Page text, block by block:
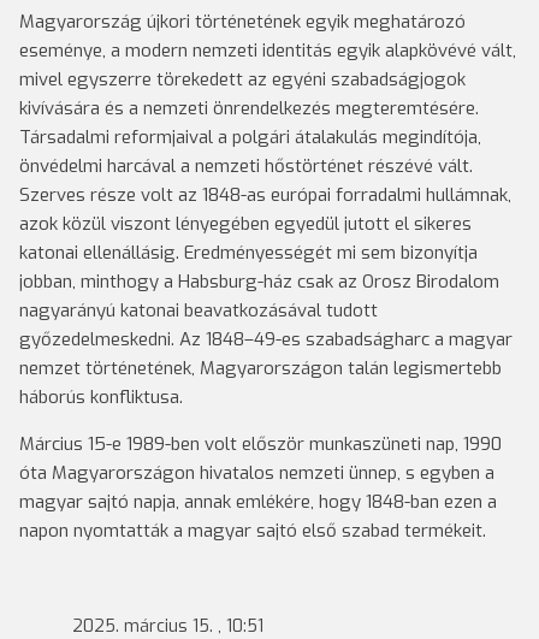
Magyarország újkori történetének egyik meghatározó
eseménye, a modern nemzeti identitás egyik alapkövévé vált,
mivel egyszerre törekedett az egyéni szabadságjogok
kivívására és a nemzeti önrendelkezés megteremtésére.
Társadalmi reformjaival a polgári átalakulás megindítója,
önvédelmi harcával a nemzeti hőstörténet részévé vált.
Szerves része volt az 1848-as európai forradalmi hullámnak,
azok közül viszont lényegében egyedül jutott el sikeres
katonai ellenállásig. Eredményességét mi sem bizonyítja
jobban, minthogy a Habsburg-ház csak az Orosz Birodalom
nagyarányú katonai beavatkozásával tudott
győzedelmeskedni. Az 1848–49-es szabadságharc a magyar
nemzet történetének, Magyarországon talán legismertebb
háborús konfliktusa.
Március 15-e 1989-ben volt először munkaszüneti nap, 1990
óta Magyarországon hivatalos nemzeti ünnep, s egyben a
magyar sajtó napja, annak emlékére, hogy 1848-ban ezen a
napon nyomtatták a magyar sajtó első szabad termékeit.
2025. március 15. , 10:51